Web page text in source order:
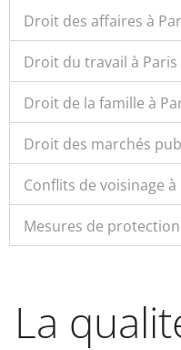
Droit des affaires à
Droit du travail à Paris
Droit de la famille à
Droit des marchés
Conflits de voisinage à
Mesures de protection
La